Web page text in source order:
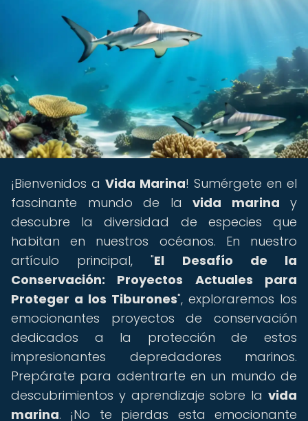
¡Bienvenidos a Vida Marina! Sumérgete en el
fascinante mundo de la vida marina y
descubre la diversidad de especies que
habitan en nuestros océanos. En nuestro
artículo principal, "El Desafío de la
Conservación: Proyectos Actuales para
Proteger a los Tiburones", exploraremos los
emocionantes proyectos de conservación
dedicados a la protección de estos
impresionantes depredadores marinos.
Prepárate para adentrarte en un mundo de
descubrimientos y aprendizaje sobre la vida
marina. ¡No te pierdas esta emocionante